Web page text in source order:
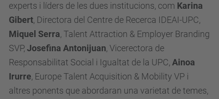
o
m
e
n
-
experts i líders de les dues institucions, com Karina
Gibert, Directora del Centre de Recerca IDEAI-UPC,
Miquel Serra, Talent Attraction & Employer Branding
SVP,Josefina Antonijuan, Vicerectora de
Responsabilitat Social i Igualtat de la UPC,Ainoa
Irurre, Europe Talent Acquisition & Mobility VP i
altres ponents que abordaran una varietat de temes,